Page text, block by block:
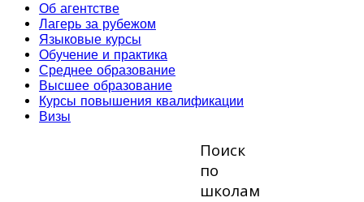
Об агентстве
Лагерь за рубежом
Языковые курсы
Обучение и практика
Среднее образование
Высшее образование
Курсы повышения квалификации
Визы
Поиск
по
школам